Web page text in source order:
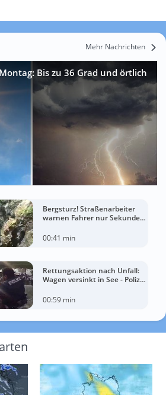
Mehr Nachrichten
Bis zu 36 Grad und örtlich
Bergsturz! Straßenarbeiter
warnen Fahrer nur Sekunden
00:41 min
Rettungsaktion nach Unfall:
Wagen versinkt in See - Polizei
00:59 min